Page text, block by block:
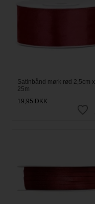
Satinbånd mørk rød 2,5cm x
25m
19,95 DKK